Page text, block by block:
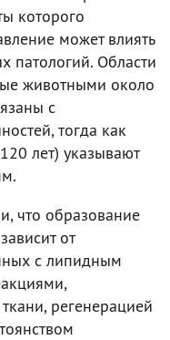
которого
может влиять
патологий. Области
животными около
с
тогда как
лет) указывают
что образование
от
с липидным
регенерацией